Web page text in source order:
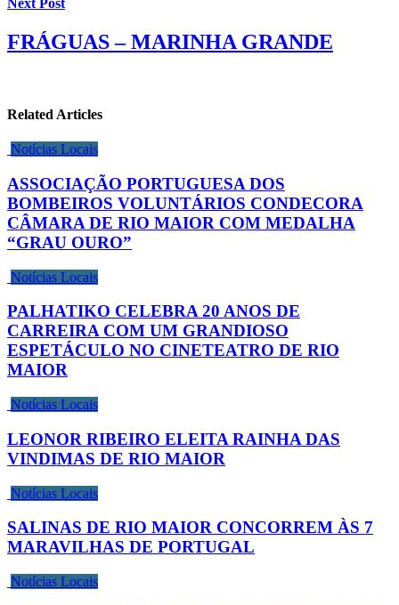
FRÁGUAS – MARINHA GRANDE
Related Articles
Notícias Locais
ASSOCIAÇÃO PORTUGUESA DOS
BOMBEIROS VOLUNTÁRIOS CONDECORA
CÂMARA DE RIO MAIOR COM MEDALHA
“GRAU OURO”
Notícias Locais
PALHATIKO CELEBRA 20 ANOS DE
CARREIRA COM UM GRANDIOSO
ESPETÁCULO NO CINETEATRO DE RIO
MAIOR
Notícias Locais
LEONOR RIBEIRO ELEITA RAINHA DAS
VINDIMAS DE RIO MAIOR
Notícias Locais
SALINAS DE RIO MAIOR CONCORREM ÀS 7
MARAVILHAS DE PORTUGAL
Notícias Locais